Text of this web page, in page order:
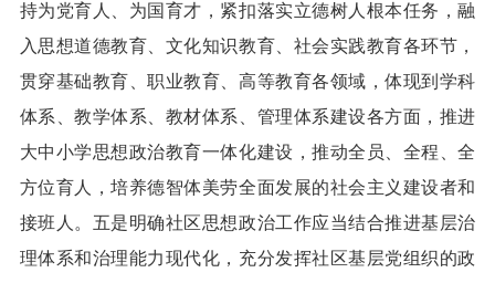
持为党育人、为国育才，紧扣落实立德树人根本任务，融
入思想道德教育、文化知识教育、社会实践教育各环节，
贯穿基础教育、职业教育、高等教育各领域，体现到学科
体系、教学体系、教材体系、管理体系建设各方面，推进
大中小学思想政治教育一体化建设，推动全员、全程、全
方位育人，培养德智体美劳全面发展的社会主义建设者和
接班人。五是明确社区思想政治工作应当结合推进基层治
理体系和治理能力现代化，充分发挥社区基层党组织的政